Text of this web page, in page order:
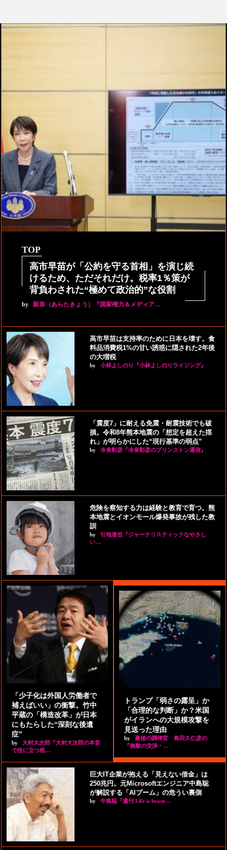
TOP
高市早苗が「公約を守る首相」を演じ続
けるため、ただそれだけ。税率1％策が
背負わされた“極めて政治的”な役割
by 新恭（あらたきょう）『国家権力＆メディア…
高市早苗は支持率のために日本を壊す。食
料品消費税1%の甘い誘惑に隠された2年後
の大増税
by 小林よしのり『小林よしのりライジング』
「震度7」に耐える免震・耐震技術でも破
損。令和8年熊本地震の「想定を超えた揺
れ」が明らかにした“現行基準の弱点”
by 冷泉彰彦『冷泉彰彦のプリンストン通信』
危険を察知する力は経験と教育で育つ。熊
本地震とイオンモール爆発事故が残した教
訓
by
引地達也『ジャーナリスティックなやさし
い…
「少子化は外国人労働者で
補えばいい」の衝撃。竹中
平蔵の「構造改革」が日本
にもたらした“深刻な後遺
症”
by
大村大次郎『大村大次郎の本音
で役に立つ税…
トランプ「弱さの露呈」か
「合理的な判断」か？米国
がイランへの大規模攻撃を
見送った理由
by
最後の調停官 島田久仁彦の
『無敵の交渉・…
巨大IT企業が抱える「見えない借金」は
250兆円。元Microsoftエンジニア中島聡
が解説する「AIブーム」の危うい裏側
by 中島聡『週刊 Life is beaut…